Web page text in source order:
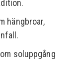
hängbroar,
soluppgång